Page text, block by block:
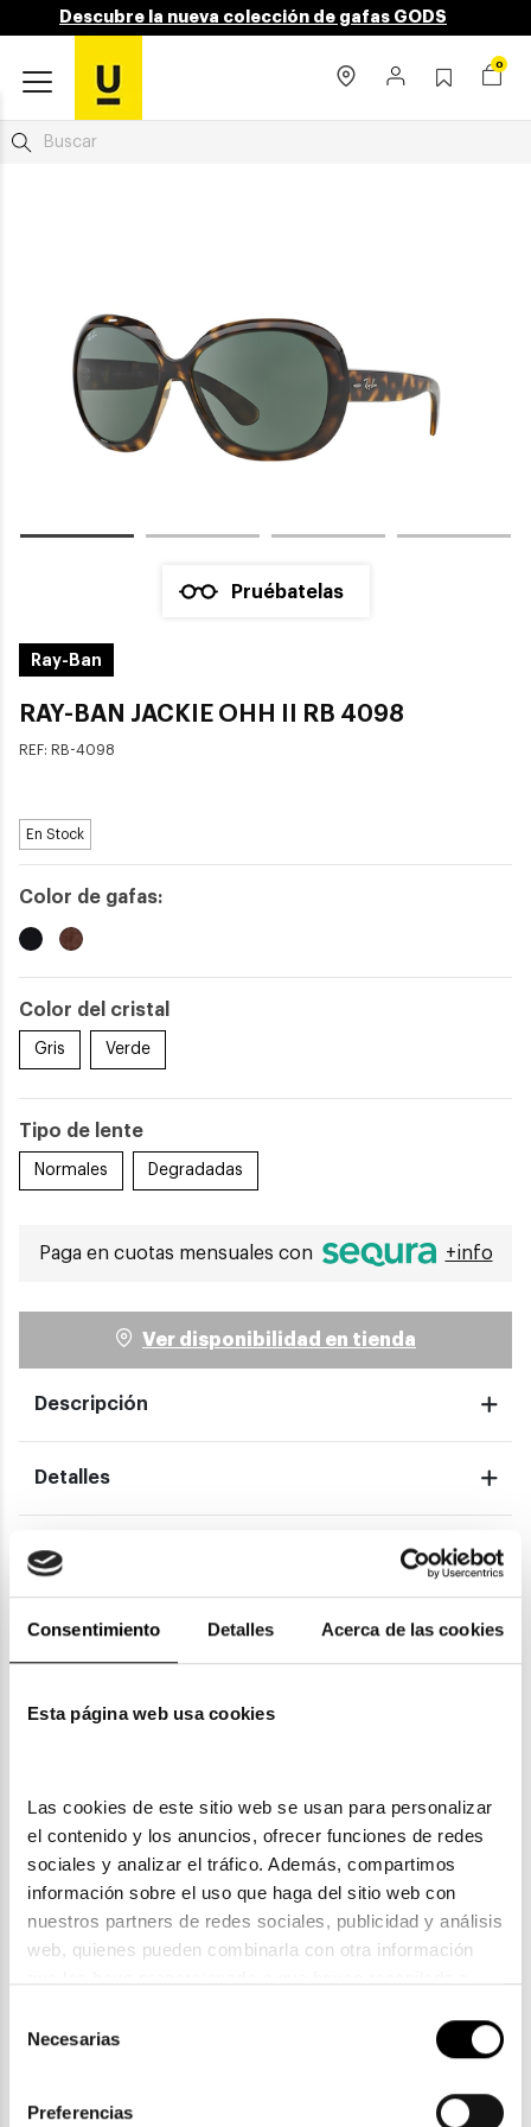
Consentimiento Detalles Acerca de las cookies
Esta página web usa cookies
Las cookies de este sitio web se usan para personalizar
el contenido y los anuncios, ofrecer funciones de redes
sociales y analizar el tráfico. Además, compartimos
información sobre el uso que haga del sitio web con
nuestros partners de redes sociales, publicidad y análisis
web, quienes pueden combinarla con otra información
la política de privacidad en el siguiente
. Consulta
Necesarias
Preferencias
Descubre la nueva colección de gafas GODS
0
Pruébatelas
Ray-Ban
RAY-BAN JACKIE OHH II RB 4098
REF: RB-4098
En Stock
Color de gafas:
Color del cristal
Gris Verde
Tipo de lente
Normales Degradadas
Paga en cuotas mensuales con +info
Ver disponibilidad en tienda
Descripción
Detalles
Envíos
Devoluciones
También te puede gustar